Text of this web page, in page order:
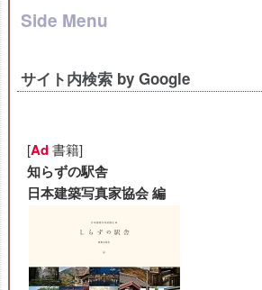
Side Menu
サイト内検索 by Google
[Ad書籍]
知らずの駅舎
日本建築写真家協会 編